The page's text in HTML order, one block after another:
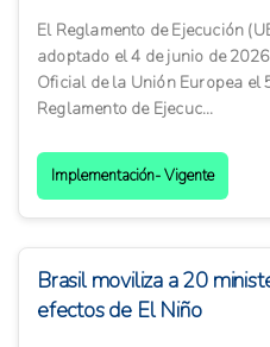
El Reglamento de Ejecución
adoptado el 4 de junio de
Oficial de la Unión Europea el
Reglamento de Ejecuc...
Implementación- Vigente
Brasil moviliza a 20
efectos de El Niño